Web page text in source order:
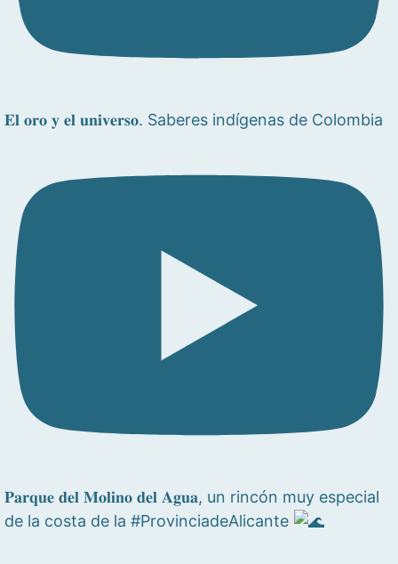
𝐄𝐥 𝐨𝐫𝐨 𝐲 𝐞𝐥 𝐮𝐧𝐢𝐯𝐞𝐫𝐬𝐨. Saberes indígenas de Colombia
𝐏𝐚𝐫𝐪𝐮𝐞 𝐝𝐞𝐥 𝐌𝐨𝐥𝐢𝐧𝐨 𝐝𝐞𝐥 𝐀𝐠𝐮𝐚, un rincón muy especial
de la costa de la #ProvinciadeAlicante